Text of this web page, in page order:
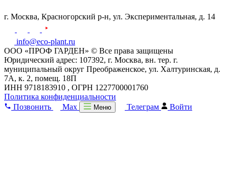
г. Москва, Красногорский р-н, ул. Экспериментальная, д. 14
info@eco-plant.ru
ООО «ПРОФ ГАРДЕН» © Все права защищены
Юридический адрес: 107392, г. Москва, вн. тер. г.
муниципальный округ Преображенское, ул. Халтуринская, д.
7А, к. 2, помещ. 18П
ИНН 9718183910 , ОГРН 1227700001760
Политика конфиденциальности
Позвонить
Max Меню Телеграм Войти